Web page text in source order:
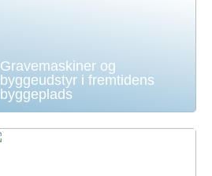
Gravemaskiner og
byggeudstyr i fremtidens
byggeplads